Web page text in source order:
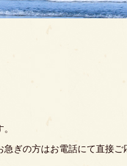
ぎの方はお電話にて直接ご